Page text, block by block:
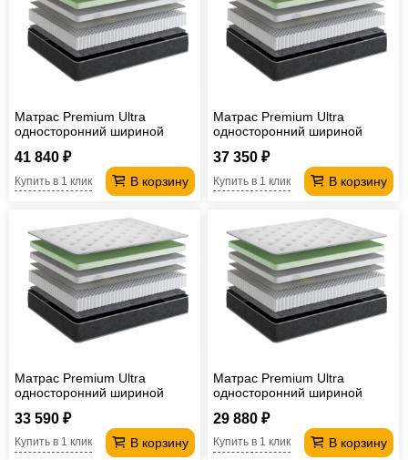
Матрас Premium Ultra
односторонний шириной
41 840 ₽
В корзину
Купить в 1 клик
Матрас Premium Ultra
односторонний шириной
37 350 ₽
В корзину
Купить в 1 клик
Матрас Premium Ultra
односторонний шириной
33 590 ₽
В корзину
Купить в 1 клик
Матрас Premium Ultra
односторонний шириной
29 880 ₽
В корзину
Купить в 1 клик